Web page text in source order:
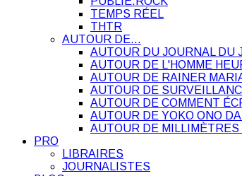
TEMPS RÉEL
THTR
AUTOUR DE…
AUTOUR DU JOURNAL DU
AUTOUR DE L'HOMME
AUTOUR DE RAINER
AUTOUR DE
AUTOUR DE COMMENT
AUTOUR DE YOKO ONO
AUTOUR DE
PRO
LIBRAIRES
JOURNALISTES